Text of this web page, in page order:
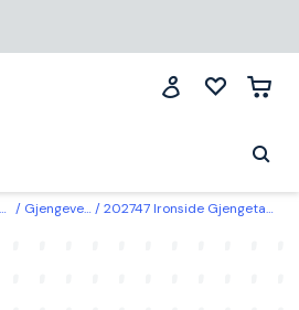
Gjengeverktøy 202747 Ironside Gjengetapp E547 1/2", Nr 2